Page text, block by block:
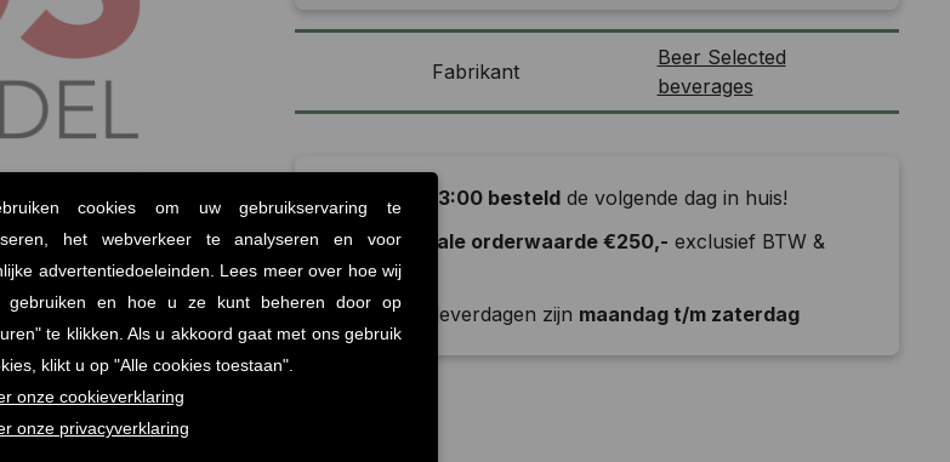
Fabrikant
Beer Selected
beverages
Voor 13:00 besteld de volgende dag in huis!
Minimale orderwaarde €250,- exclusief BTW &
statiegeld
Onze leverdagen zijn maandag t/m zaterdag